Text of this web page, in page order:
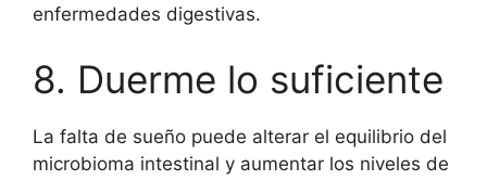
enfermedades digestivas.
8. Duerme lo suficiente
La falta de sueño puede alterar el equilibrio del
microbioma intestinal y aumentar los niveles de